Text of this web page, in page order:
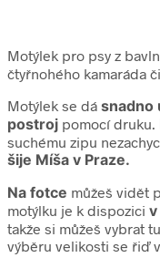
Motýlek pro psy z
čtyřnohého kamaráda
Motýlek se dá snadno
postroj pomocí druku.
suchému zipu
šije Míša v Praze.
Na fotce můžeš vidět
motýlku je k dispozici
takže si můžeš vybrat
výběru velikosti se řiď